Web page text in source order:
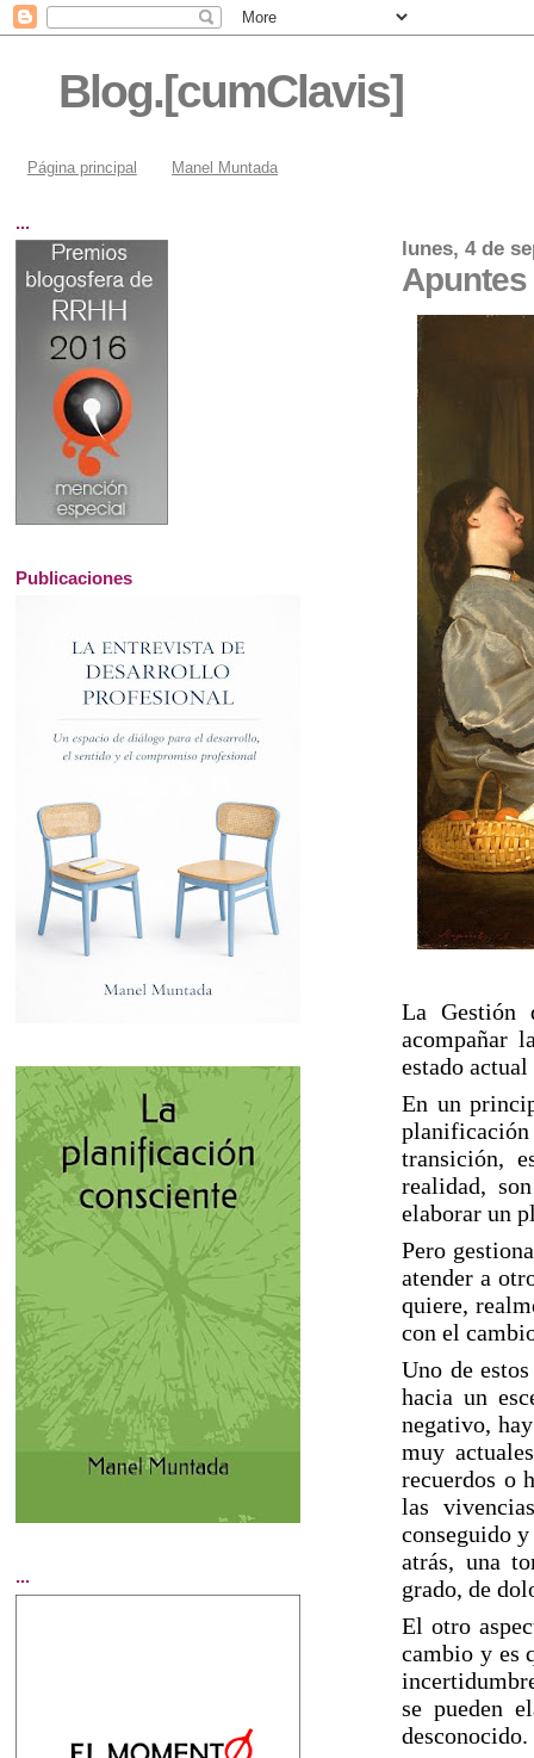
Blog.[cumClavis]
Página principal Manel Muntada
lunes, 4 de
La Gestión
acompañar
estado
En un
planificación
transición,
realidad,
elaborar un
Pero
atender a
quiere,
con el
Uno de
hacia un
negativo,
muy
recuerdos o
las
conseguido
atrás, una
grado, de
El otro
cambio y es
se pueden
desconocido.
...
Publicaciones
...